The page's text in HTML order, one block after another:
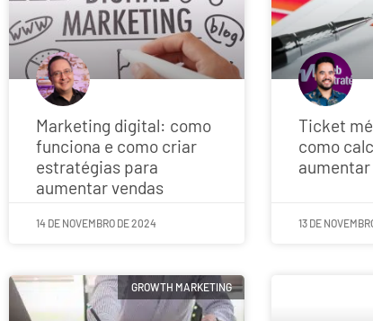
Marketing digital: como
funciona e como criar
estratégias para
aumentar vendas
14 DE NOVEMBRO DE 2024
Ticket
como
aumentar
13 DE
GROWTH MARKETING